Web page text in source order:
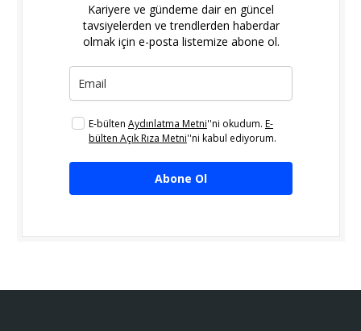
Kariyere ve gündeme dair en güncel
tavsiyelerden ve trendlerden haberdar
olmak için e-posta listemize abone ol.
E-bülten Aydınlatma Metni''ni okudum. E-
bülten Açık Rıza Metni''ni kabul ediyorum.
Abone Ol